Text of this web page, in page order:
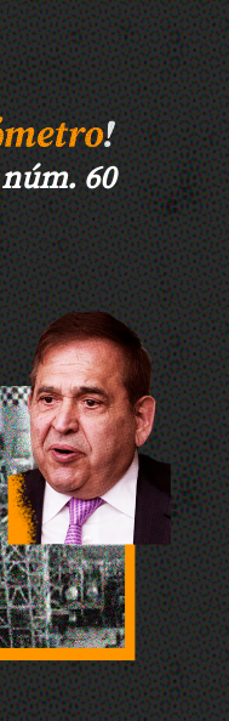
núm. 60